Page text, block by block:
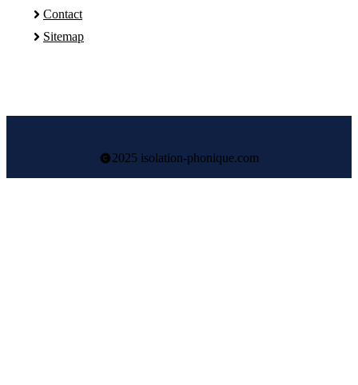
Contact
Sitemap
2025 isolation-phonique.com